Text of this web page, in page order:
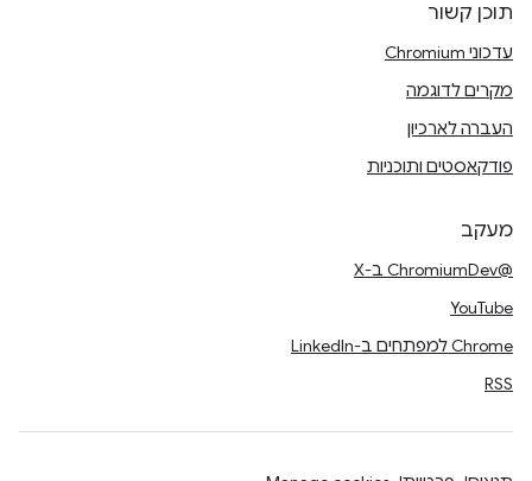
תוכן קשור
עדכוני Chromium
מקרים לדוגמה
העברה לארכיון
פודקאסטים ותוכניות
מעקב
@ChromiumDev ב-X
YouTube
Chrome למפתחים ב-LinkedIn
RSS